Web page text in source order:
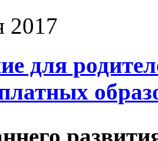
2017
для